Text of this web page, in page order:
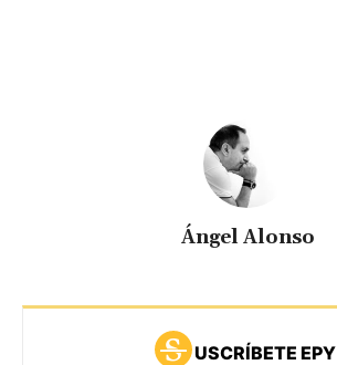
Ángel Alonso
USCRÍBETE EPY